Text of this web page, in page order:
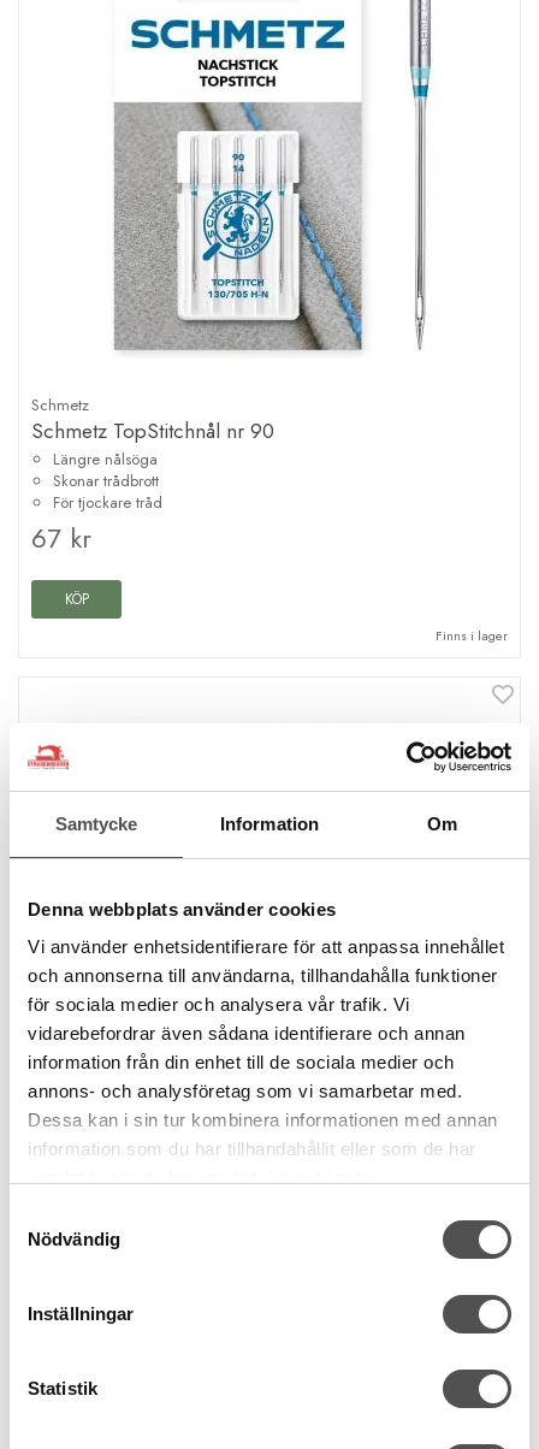
Samtycke Information Om
Denna webbplats använder cookies
Vi använder enhetsidentifierare för att anpassa innehållet
och annonserna till användarna, tillhandahålla funktioner
för sociala medier och analysera vår trafik. Vi
vidarebefordrar även sådana identifierare och annan
information från din enhet till de sociala medier och
annons- och analysföretag som vi samarbetar med.
Dessa kan i sin tur kombinera informationen med annan
information som du har tillhandahållit eller som de har
Nödvändig
Inställningar
Statistik
Schmetz
Schmetz TopStitchnål nr 90
Längre nålsöga
Skonar trådbrott
För tjockare tråd
67 kr
KÖP
Finns i lager
Husqvarna Viking
Större nålsöga
33 kr
KÖP